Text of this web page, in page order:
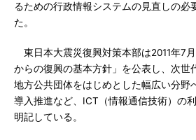
るための行政情報システムの見直しの必
た。
東日本大震災復興対策本部は2011年7
からの復興の基本方針」を公表し、次世
地方公共団体をはじめとした幅広い分野
導入推進など、ICT（情報通信技術）の
明記している。